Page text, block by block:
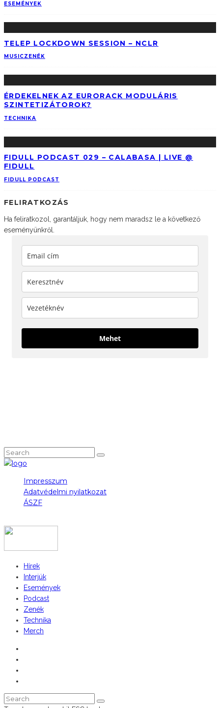
ESEMÉNYEK
TELEP LOCKDOWN SESSION – NCLR
MUSICZENÉK
ÉRDEKELNEK AZ EURORACK MODULÁRIS
SZINTETIZÁTOROK?
TECHNIKA
FIDULL PODCAST 029 – CALABASA | LIVE @
FIDULL
FIDULL PODCAST
FELIRATKOZÁS
Ha feliratkozol, garantáljuk, hogy nem maradsz le a következő
eseményünkről.
Mehet
Impresszum
Adatvédelmi nyilatkozat
ÁSZF
Hírek
Interjúk
Események
Podcast
Zenék
Technika
Merch